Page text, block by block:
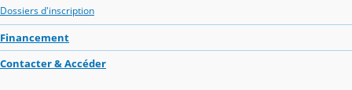
Dossiers d'inscription
Financement
Contacter & Accéder